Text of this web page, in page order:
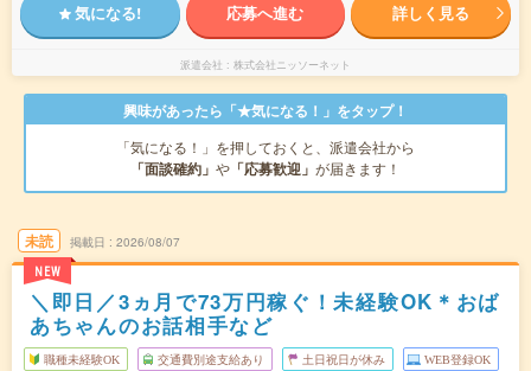
気になる! 応募へ進む 詳しく見る
派遣会社 株式会社ニッソーネット
興味があったら「★気になる！」をタップ！
「気になる！」を押しておくと、派遣会社から
「面談確約」 や 「応募歓迎」 が届きます！
未読
NEW
掲載日 2026/08/07
＼即日／3ヵ月で73万円稼ぐ！未経験OK＊おば
あちゃんのお話相手など
職種未経験OK 交通費別途支給あり 土日祝日が休み WEB登録OK